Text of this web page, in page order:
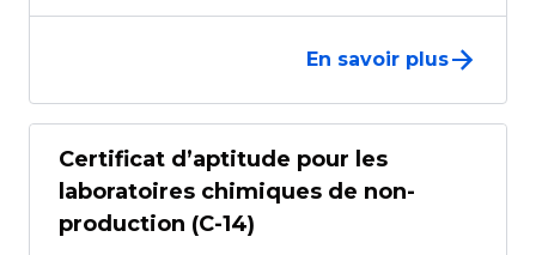
En savoir plus
Certificat d’aptitude pour les
laboratoires chimiques de non-
production (C-14)